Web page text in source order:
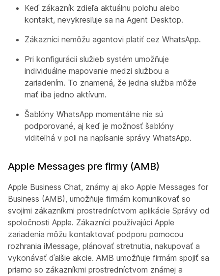
Keď zákazník zdieľa aktuálnu polohu alebo
kontakt, nevykresľuje sa na Agent Desktop.
Zákazníci nemôžu agentovi platiť cez WhatsApp.
Pri konfigurácii služieb systém umožňuje
individuálne mapovanie medzi službou a
zariadením. To znamená, že jedna služba môže
mať iba jedno aktívum.
Šablóny WhatsApp momentálne nie sú
podporované, aj keď je možnosť šablóny
viditeľná v poli na napísanie správy WhatsApp.
Apple Messages pre firmy (AMB)
Apple Business Chat, známy aj ako Apple Messages for
Business (AMB), umožňuje firmám komunikovať so
svojimi zákazníkmi prostredníctvom aplikácie Správy od
spoločnosti Apple. Zákazníci používajúci Apple
zariadenia môžu kontaktovať podporu pomocou
rozhrania iMessage, plánovať stretnutia, nakupovať a
vykonávať ďalšie akcie. AMB umožňuje firmám spojiť sa
priamo so zákazníkmi prostredníctvom známej a